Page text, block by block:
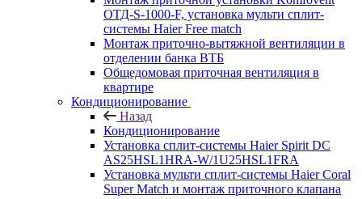
ОТД-S-1000-F, установка мульти сплит-
системы Haier Free match
Монтаж приточно-вытяжной вентиляции в
отделении банка ВТБ
Общедомовая приточная вентиляция в
квартире
Кондиционирование
Назад
Кондиционирование
Установка сплит-системы Haier Spirit DC
AS25HSL1HRA-W/1U25HSL1FRA
Установка мульти сплит-системы Haier Coral
Super Match и монтаж приточного клапана